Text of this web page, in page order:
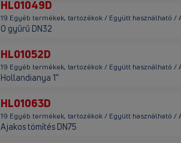
HL01049D
19 Egyéb termékek, tartozékok / Együtt használható /
O gyűrű DN32
HL01052D
19 Egyéb termékek, tartozékok / Együtt használható /
Hollandianya 1"
HL01063D
19 Egyéb termékek, tartozékok / Együtt használható /
Ajakos tömítés DN75